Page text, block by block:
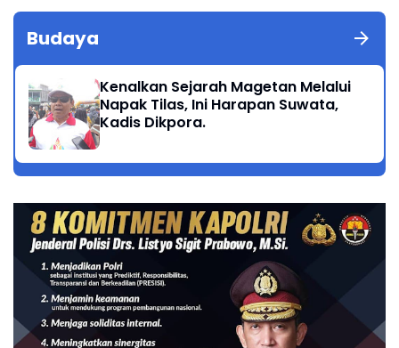
Budaya
Kenalkan Sejarah Magetan Melalui
Napak Tilas, Ini Harapan Suwata,
Kadis Dikpora.